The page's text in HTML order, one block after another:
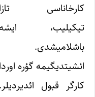
کارخاناسی تازا
تیکیلیب، ایشه
باشلامیشدی.
ائشیتدیگیمه گؤره اوردا
کارگر قبول ائدیردیلر.